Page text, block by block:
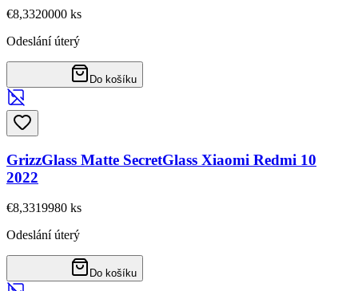
€8,3320000 ks
Odeslání úterý
Do košíku
GrizzGlass Matte SecretGlass Xiaomi Redmi 10
2022
€8,3319980 ks
Odeslání úterý
Do košíku